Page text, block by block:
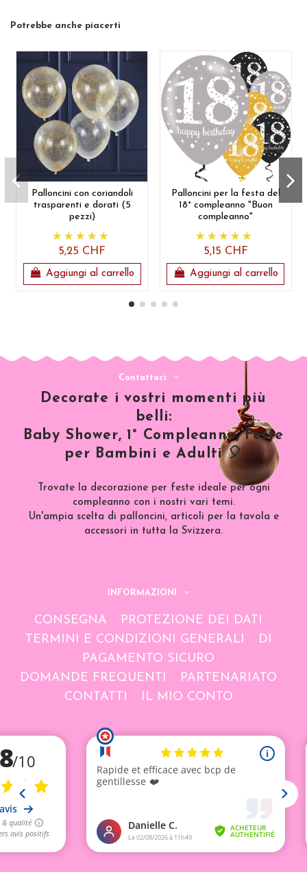
Potrebbe anche piacerti
Palloncini con coriandoli
trasparenti e dorati (5
pezzi)
5,25 CHF
Aggiungi al carrello
Palloncini per la festa del
18° compleanno "Buon
compleanno"
5,15 CHF
Aggiungi al carrello
Contattaci
Decorate i vostri momenti più
belli:
Baby Shower, 1° Compleanno, Feste
per Bambini e Adulti 🎈
Trovate la decorazione per feste ideale per ogni
compleanno con i nostri vari temi.
Un'ampia scelta di palloncini, articoli per la tavola e
accessori in tutta la Svizzera.
INFORMAZIONI
CONSEGNA
PROTEZIONE DEI DATI
TERMINI E CONDIZIONI GENERALI
DI
PAGAMENTO SICURO
DOMANDE FREQUENTI
PARTENARIATO
CONTATTI
IL MIO CONTO